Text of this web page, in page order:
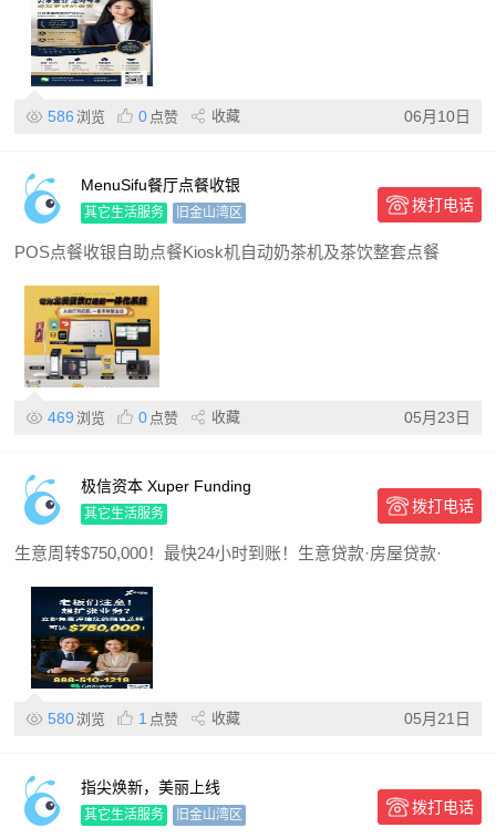
586 浏览 0 点赞 收藏 06月10日
MenuSifu餐厅点餐收银
其它生活服务 旧金山湾区 拨打电话
POS点餐收银自助点餐Kiosk机自动奶茶机及茶饮整套点餐
469 浏览 0 点赞 收藏 05月23日
极信资本 Xuper Funding
其它生活服务 拨打电话
生意周转$750,000！最快24小时到账！生意贷款·房屋贷款·
580浏览 1 点赞 收藏 05月21日
指尖焕新，美丽上线
其它生活服务 旧金山湾区 拨打电话